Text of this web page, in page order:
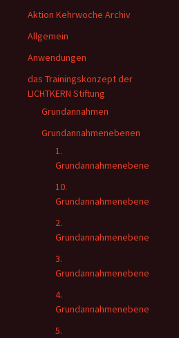
Aktion Kehrwoche Archiv
Allgemein
Anwendungen
das Trainingskonzept der
LICHTKERN Stiftung
Grundannahmen
Grundannahmenebenen
1.
Grundannahmenebene
10.
Grundannahmenebene
2.
Grundannahmenebene
3.
Grundannahmenebene
4.
Grundannahmenebene
5.